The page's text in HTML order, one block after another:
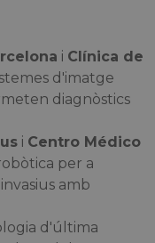
i Clínica de
d'imatge
diagnòstics
i Centro Médico
per a
amb
d'última